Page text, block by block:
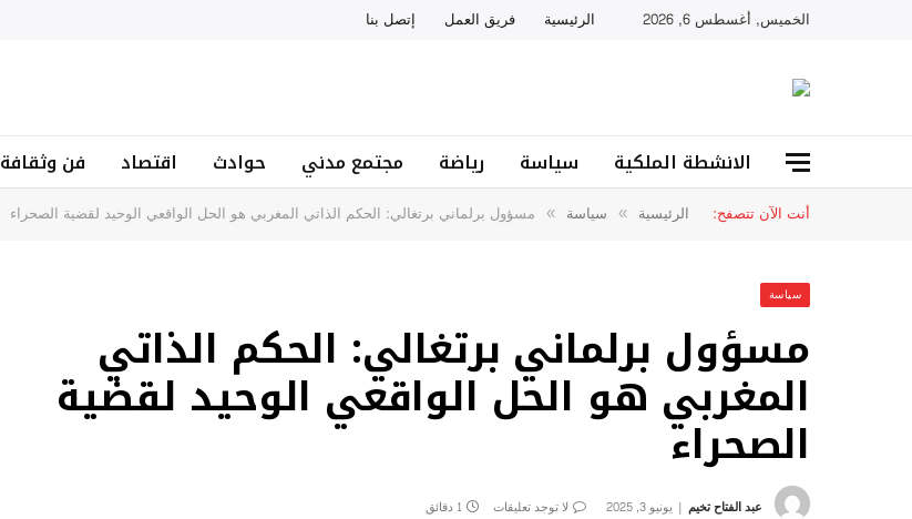
الخميس, أغسطس 6, 2026 الرئيسية فريق العمل إتصل بنا
الانشطة الملكية سياسة رياضة مجتمع مدني حوادث اقتصاد فن وثقافة
أنت الآن تتصفح: الرئيسية » سياسة » مسؤول برلماني برتغالي: الحكم الذاتي المغربي هو الحل الواقعي الوحيد لقضية الصحراء
سياسة
مسؤول برلماني برتغالي: الحكم الذاتي
المغربي هو الحل الواقعي الوحيد لقضية
الصحراء
عبد الفتاح تخيم يونيو 3, 2025 لا توجد تعليقات 1 دقائق